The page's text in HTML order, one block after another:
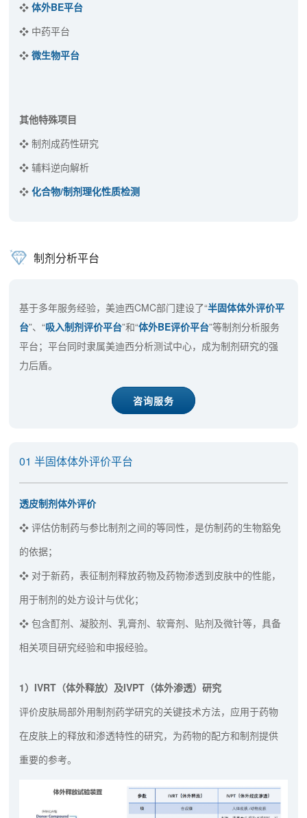
❖体外BE平台
❖ 中药平台
❖微生物平台
其他特殊项目
❖ 制剂成药性研究
❖ 辅料逆向解析
❖化合物/制剂理化性质检测
制剂分析平台
基于多年服务经验，美迪西CMC部门建设了“半固体体外评价平
台”、“吸入制剂评价平台”和“体外BE评价平台”等制剂分析服务
平台；平台同时隶属美迪西分析测试中心，成为制剂研究的强
力后盾。
咨询服务
01 半固体体外评价平台
透皮制剂体外评价
❖ 评估仿制药与参比制剂之间的等同性，是仿制药的生物豁免
的依据；
❖ 对于新药，表征制剂释放药物及药物渗透到皮肤中的性能，
用于制剂的处方设计与优化；
❖ 包含酊剂、凝胶剂、乳膏剂、软膏剂、贴剂及微针等，具备
相关项目研究经验和申报经验。
1）IVRT（体外释放）及IVPT（体外渗透）研究
评价皮肤局部外用制剂药学研究的关键技术方法，应用于药物
在皮肤上的释放和渗透特性的研究，为药物的配方和制剂提供
重要的参考。